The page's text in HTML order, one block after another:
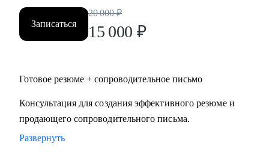
• Маркетинга
• Закупок/Логистики.
Записаться
20 000 ₽
15 000 ₽
Готовое резюме + сопроводительное письмо
Консультация для создания эффективного резюме и
продающего сопроводительного письма.
Развернуть